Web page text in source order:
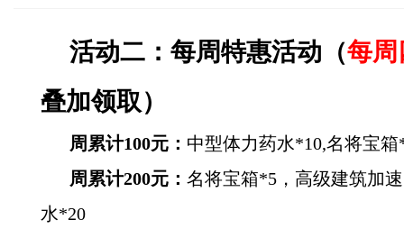
活动二：每周特惠活动（每周
叠加领取）
周累计100元： 中型体力药水*10,名将宝
周累计200元： 名将宝箱*5，高级建筑加
水*20